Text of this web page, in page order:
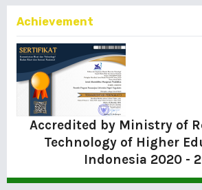
Achievement
Accredited by Ministry of
Technology of Higher
Indonesia 2020 -